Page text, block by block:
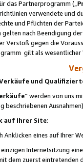
das Partnerprogramm („
verwendete und
und Pflichten der
nach Beendigung
Verstoß gegen die
gilt als wesentlicher
und
“ werden von uns
beschriebenen
auf Ihrer Site:
Anklicken eines auf Ihrer
Internetsitzung
dem zuerst eintretenden